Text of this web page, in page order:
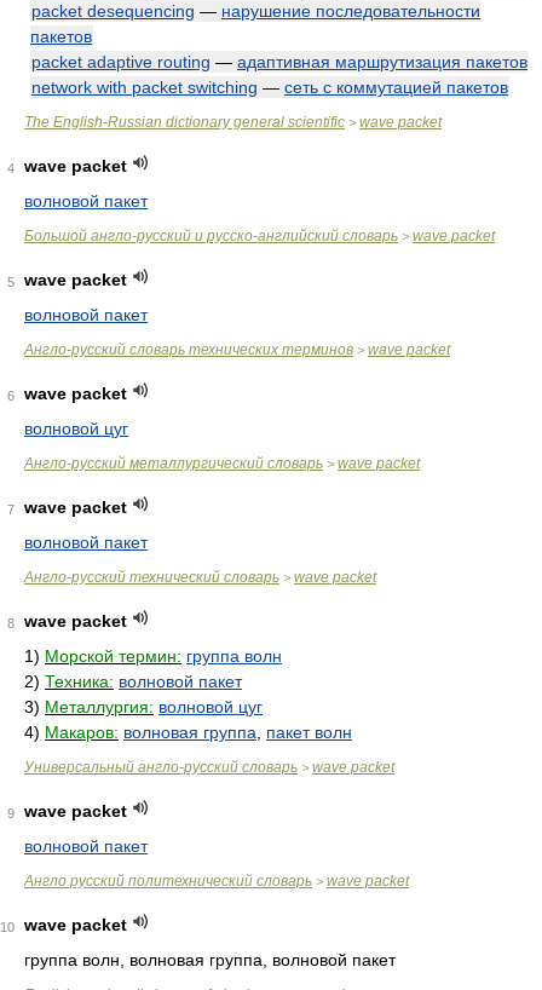
packet desequencing — нарушение последовательности
пакетов
packet adaptive routing — адаптивная маршрутизация пакетов
network with packet switching — сеть с коммутацией пакетов
The English-Russian dictionary general scientific > wave packet
4
wave packet
волновой пакет
Большой англо-русский и русско-английский словарь > wave packet
5
wave packet
волновой пакет
Англо-русский словарь технических терминов > wave packet
6
wave packet
волновой цуг
Англо-русский металлургический словарь > wave packet
7
wave packet
волновой пакет
Англо-русский технический словарь > wave packet
8
wave packet
1) Морской термин: группа волн
2) Техника: волновой пакет
3) Металлургия: волновой цуг
4) Макаров: волновая группа пакет волн
Универсальный англо-русский словарь > wave packet
9
wave packet
волновой пакет
Англо русский политехнический словарь > wave packet
10
wave packet
группа волн, волновая группа, волновой пакет